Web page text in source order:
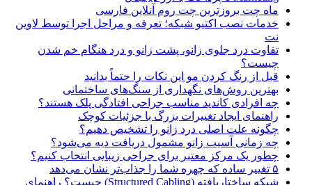
ماه چت بروزترین چت روم آنلاین فارسی
خدمات نصب اکتیو شبکه؛ تعرفه و مراحل اجرا توسط لاوین
نت
تفاوت درد جلوی زانو، پشت زانو و درد هنگام خم شدن
چیست؟
قبل از رنگ کردن مو این نکات را حتماً بدانید
بهترین روش‌های نگهداری از سنگ‌های ساختمانی
چه افرادی کاندید مناسب جراحی افتادگی پلک هستند؟
راهنمای ایجاد تغییرات بزرگ با جزئیات کوچک
چگونه علت اصلی درد زانو را تشخیص دهیم؟
چه زمانی آسیب زانو مشمول دریافت دیه می‌شود؟
چطور یک مرکز معتبر برای جراحی زیبایی انتخاب کنیم؟
۵ تغییر ساده که چهره شما را جذاب‌تر نشان می‌دهد
شبکه ساختاریافته (Structured Cabling) چیست؟ راهنمای